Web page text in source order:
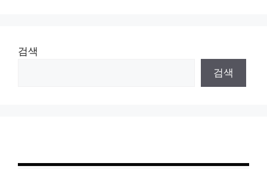
검색
검색